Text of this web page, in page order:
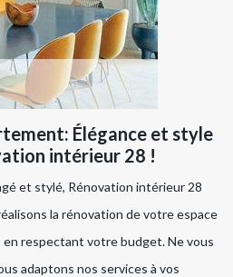
Élégance et style
intérieur 28 !
et stylé, Rénovation intérieur 28
la rénovation de votre espace
respectant votre budget. Ne vous
adaptons nos services à vos